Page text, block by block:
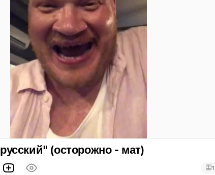
(осторожно - мат)
1